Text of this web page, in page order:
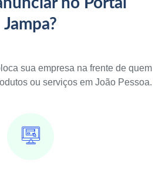
Jampa?
sua empresa na frente de quem
ou serviços em João Pessoa.